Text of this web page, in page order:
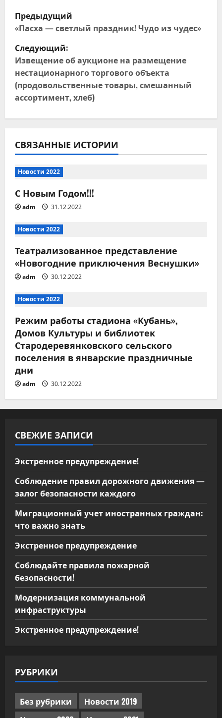
Н
а
в
и
г
а
ц
и
я
п
о
з
а
п
и
с
я
м
Предыдущий
«Пасха — светлый праздник! Чудо из чудес»
Следующий:
Извещение об аукционе на размещение
нестационарного торгового объекта
(продовольственные товары, смешанный
ассортимент, хлеб)
СВЯЗАННЫЕ ИСТОРИИ
Новости 2022
С Новым Годом!!!
adm 31.12.2022
Новости 2022
Театрализованное представление
«Новогодние приключения Веснушки»
adm 30.12.2022
Новости 2022
Режим работы стадиона «Кубань»,
Домов Культуры и библиотек
Стародеревянковского сельского
поселения в январские праздничные
дни
adm 30.12.2022
СВЕЖИЕ ЗАПИСИ
Экстренное предупреждение!
Соблюдение правил дорожного движения —
залог безопасности каждого
Миграционный учет иностранных граждан:
что важно знать
Экстренное предупреждение
Соблюдайте правила пожарной
безопасности!
Модернизация коммунальной
инфраструктуры
Экстренное предупреждение!
РУБРИКИ
Без рубрики
Новости 2019